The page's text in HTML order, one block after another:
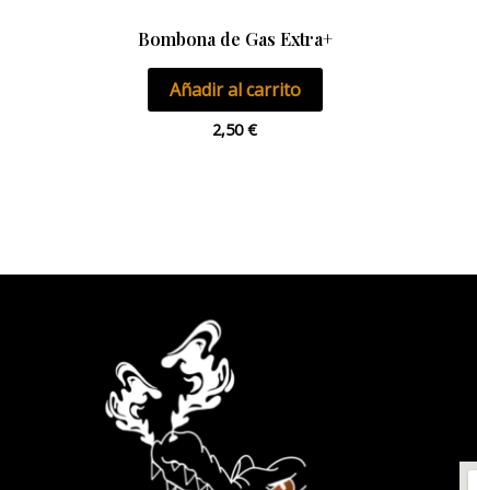
Bombona de Gas Extra+
Añadir al carrito
2,50€